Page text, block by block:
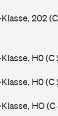
202
H0 (C
H0 (C
HO